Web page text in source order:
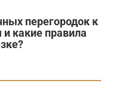
перегородок к
какие правила